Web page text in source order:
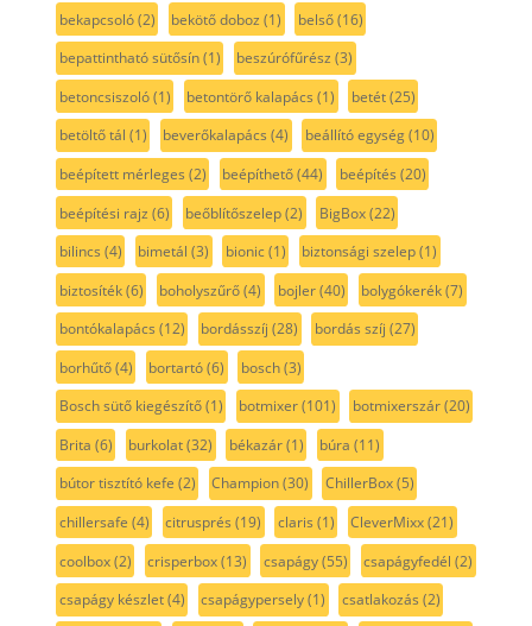
bekapcsoló(2) bekötő doboz (1) belső(16)
bepattintható sütősín(1) beszúrófűrész (3)
betoncsiszoló(1) betontörő kalapács (1) betét(25)
betöltő tál (1) beverőkalapács (4) beállító egység(10)
beépített mérleges (2) beépíthető(44) beépítés (20)
beépítési rajz (6) beőblítőszelep(2) BigBox(22)
bilincs (4) bimetál (3) bionic(1) biztonsági szelep(1)
biztosíték(6) boholyszűrő(4) bojler(40) bolygókerék(7)
bontókalapács (12) bordásszíj (28) bordás szíj (27)
borhűtő(4) bortartó(6) bosch(3)
Bosch sütő kiegészítő(1) botmixer(101) botmixerszár(20)
Brita (6) burkolat(32) békazár(1) búra (11)
bútor tisztító kefe (2) Champion(30) ChillerBox(5)
chillersafe (4) citrusprés (19) claris (1) CleverMixx(21)
coolbox(2) crisperbox(13) csapágy(55) csapágyfedél (2)
csapágy készlet(4) csapágypersely(1) csatlakozás (2)